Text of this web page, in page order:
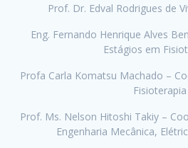
Prof. Dr. Edval Rodrigues de
Eng. Fernando Henrique Alves
Estágios em
Profa Carla Komatsu Machado –
Fisioterapia
Prof. Ms. Nelson Hitoshi Takiy –
Engenharia Mecânica,